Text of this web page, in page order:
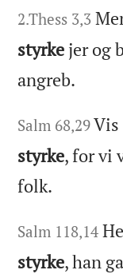
2.Thess 3,3
styrke jer og
angreb.
Salm 68,29
styrke, for vi
folk.
Salm 118,14
styrke, han